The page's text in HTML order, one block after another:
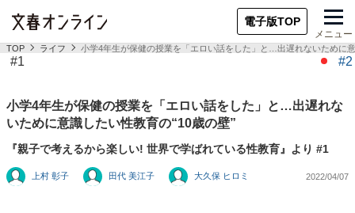
電子版TOP
メニュー
TOP ライフ 小学4年生が保健の授業を「エロい話をした」と…出遅れないために
#1 #2
小学4年生が保健の授業を「エロい話をした」と…出遅れな
いために意識したい性教育の“10歳の壁”
『親子で考えるから楽しい! 世界で学ばれている性教育』より #1
上村 彰子 田代 美江子 大久保 ヒロミ 2022/04/07